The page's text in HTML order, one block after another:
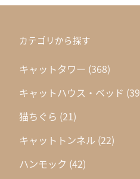
カテゴリから探す
キャットタワー (368)
キャットハウス・ベッド
猫ちぐら (21)
キャットトンネル (22)
ハンモック (42)